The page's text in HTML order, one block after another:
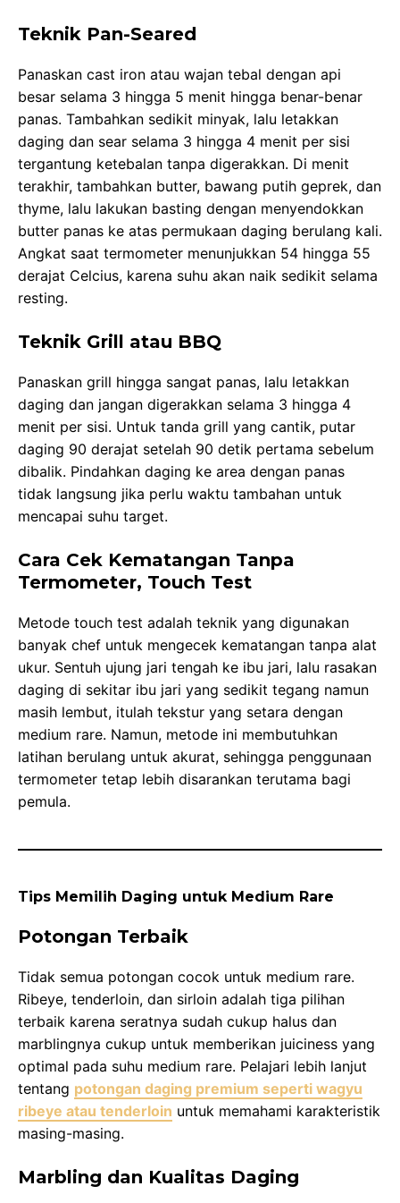
Teknik Pan-Seared
Panaskan cast iron atau wajan tebal dengan api
besar selama 3 hingga 5 menit hingga benar-benar
panas. Tambahkan sedikit minyak, lalu letakkan
daging dan sear selama 3 hingga 4 menit per sisi
tergantung ketebalan tanpa digerakkan. Di menit
terakhir, tambahkan butter, bawang putih geprek, dan
thyme, lalu lakukan basting dengan menyendokkan
butter panas ke atas permukaan daging berulang kali.
Angkat saat termometer menunjukkan 54 hingga 55
derajat Celcius, karena suhu akan naik sedikit selama
resting.
Teknik Grill atau BBQ
Panaskan grill hingga sangat panas, lalu letakkan
daging dan jangan digerakkan selama 3 hingga 4
menit per sisi. Untuk tanda grill yang cantik, putar
daging 90 derajat setelah 90 detik pertama sebelum
dibalik. Pindahkan daging ke area dengan panas
tidak langsung jika perlu waktu tambahan untuk
mencapai suhu target.
Cara Cek Kematangan Tanpa
Termometer, Touch Test
Metode touch test adalah teknik yang digunakan
banyak chef untuk mengecek kematangan tanpa alat
ukur. Sentuh ujung jari tengah ke ibu jari, lalu rasakan
daging di sekitar ibu jari yang sedikit tegang namun
masih lembut, itulah tekstur yang setara dengan
medium rare. Namun, metode ini membutuhkan
latihan berulang untuk akurat, sehingga penggunaan
termometer tetap lebih disarankan terutama bagi
pemula.
Tips Memilih Daging untuk Medium Rare
Potongan Terbaik
Tidak semua potongan cocok untuk medium rare.
Ribeye, tenderloin, dan sirloin adalah tiga pilihan
terbaik karena seratnya sudah cukup halus dan
marblingnya cukup untuk memberikan juiciness yang
optimal pada suhu medium rare. Pelajari lebih lanjut
tentang potongan daging premium seperti wagyu
ribeye atau tenderloin untuk memahami karakteristik
masing-masing.
Marbling dan Kualitas Daging